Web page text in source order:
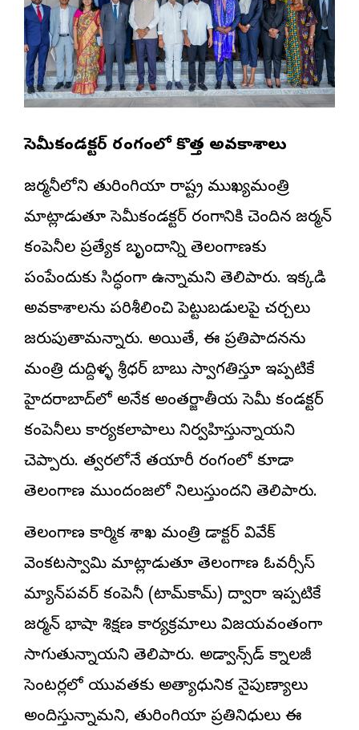
సెమీకండక్టర్ రంగంలో కొత్త అవకాశాలు
జర్మనీలోని తురింగియా రాష్ట్ర ముఖ్యమంత్రి
మాట్లాడుతూ సెమీకండక్టర్ రంగానికి చెందిన జర్మన్
కంపెనీల ప్రత్యేక బృందాన్ని తెలంగాణకు
పంపేందుకు సిద్ధంగా ఉన్నామని తెలిపారు. ఇక్కడి
అవకాశాలను పరిశీలించి పెట్టుబడులపై చర్చలు
జరుపుతామన్నారు. అయితే, ఈ ప్రతిపాదనను
మంత్రి దుద్దిళ్ళ శ్రీధర్ బాబు స్వాగతిస్తూ ఇప్పటికే
హైదరాబాద్‌లో అనేక అంతర్జాతీయ సెమీ కండక్టర్
కంపెనీలు కార్యకలాపాలు నిర్వహిస్తున్నాయని
చెప్పారు. త్వరలోనే తయారీ రంగంలో కూడా
తెలంగాణ ముందంజలో నిలుస్తుందని తెలిపారు.
తెలంగాణ కార్మిక శాఖ మంత్రి డాక్టర్ వివేక్
వెంకటస్వామి మాట్లాడుతూ తెలంగాణ ఓవర్సీస్
మ్యాన్‌పవర్ కంపెనీ (టామ్‌కామ్) ద్వారా ఇప్పటికే
జర్మన్ భాషా శిక్షణ కార్యక్రమాలు విజయవంతంగా
సాగుతున్నాయని తెలిపారు. అడ్వాన్స్‌డ్ టెక్నాలజీ
సెంటర్లలో యువతకు అత్యాధునిక నైపుణ్యాలు
అందిస్తున్నామని, తురింగియా ప్రతినిధులు ఈ